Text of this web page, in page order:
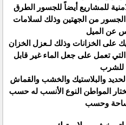
للمشاريع أيضاً للجسور الطرق
من الجهتين وذلك لسلامات
عن الميل
على الخزانات وذلك لـعزل الخزان
تعمل على جعل الماء غير قابل
للشرب
الحديد والبلاستيك والخشب والقماش
المواطن النوع الأنسب له حسب
وحسب